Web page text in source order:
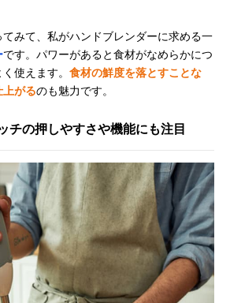
みて、私がハンドブレンダーに求める一
です。パワーがあると食材がなめらかにつ
使えます。 食材の鮮度を落とすことな
上がるのも魅力です。
チの押しやすさや機能にも注目